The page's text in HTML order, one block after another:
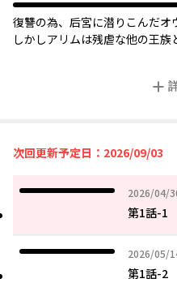
復讐の為、后宮に潜りこんだオ
しかしアリムは残虐な他の王
次回更新予定日：2026/09/03
2026/04/
2026年04
第1話-1
2026/05/
2026年05
第1話-2